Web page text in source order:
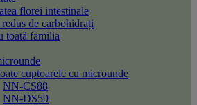
florei intestinale
de carbohidrați
toată familia
cuptoarele cu microunde
NN-CS88
NN-DS59